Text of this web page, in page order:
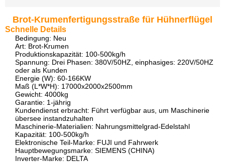
Brot-Krumenfertigungsstraße für Hühnerflügel
Schnelle Details
Bedingung: Neu
Art: Brot-Krumen
Produktionskapazität: 100-500kg/h
Spannung: Drei Phasen: 380V/50HZ, einphasiges: 220V/50HZ
oder als Kunden
Energie (W): 60-166KW
Maß (L*W*H): 17000x2000x2500mm
Gewicht: 4000kg
Garantie: 1-jährig
Kundendienst erbracht: Führt verfügbar aus, um Maschinerie
übersee instandzuhalten
Maschinerie-Materialien: Nahrungsmittelgrad-Edelstahl
Kapazität: 100-500kg/h
Elektronische Teil-Marke: FUJI und Fahrwerk
Hauptbewegungsmarke: SIEMENS (CHINA)
Inverter-Marke: DELTA